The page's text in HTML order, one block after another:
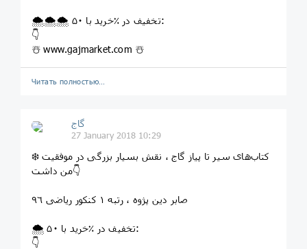
🌨🌨🌨 خرید با ۵۰‎٪ تخفیف در:
👇
☃️ www.gajmarket.com ☃️
Читать полностью…
گاج
27 January 2018 10:29
❄️ کتاب‌های سیر تا پیاز گاج ، نقش بسیار بزرگی در موفقیت
من داشت👇
صابر دین پژوه ، رتبه ۱ کنکور ریاضی ٩٦
🌨 خرید با ۵۰‎٪ تخفیف در:
👇